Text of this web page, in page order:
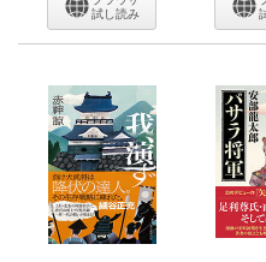
試し読み